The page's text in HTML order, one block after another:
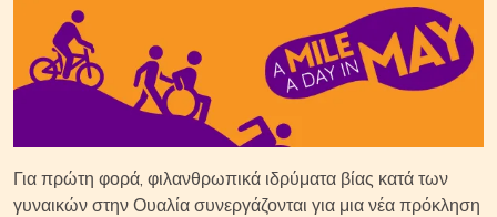
Για πρώτη φορά, φιλανθρωπικά ιδρύματα βίας κατά των
γυναικών στην Ουαλία συνεργάζονται για μια νέα πρόκληση